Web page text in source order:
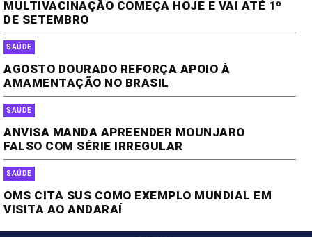
MULTIVACINAÇÃO COMEÇA HOJE E VAI ATÉ 1º
DE SETEMBRO
SAÚDE
AGOSTO DOURADO REFORÇA APOIO À
AMAMENTAÇÃO NO BRASIL
SAÚDE
ANVISA MANDA APREENDER MOUNJARO
FALSO COM SÉRIE IRREGULAR
SAÚDE
OMS CITA SUS COMO EXEMPLO MUNDIAL EM
VISITA AO ANDARAÍ